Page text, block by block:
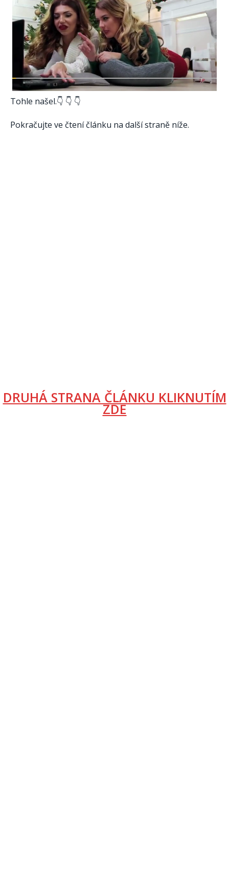
Tohle našel.👇 👇 👇
Pokračujte ve čtení článku na další straně níže.
DRUHÁ STRANA ČLÁNKU KLIKNUTÍM
ZDE